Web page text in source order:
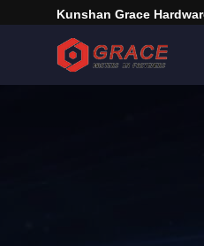
Kunshan Grace